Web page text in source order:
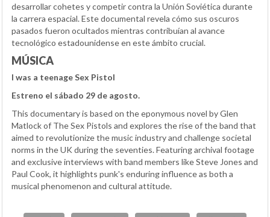
desarrollar cohetes y competir contra la Unión Soviética durante
la carrera espacial. Este documental revela cómo sus oscuros
pasados fueron ocultados mientras contribuían al avance
tecnológico estadounidense en este ámbito crucial.
MÚSICA
I was a teenage Sex Pistol
Estreno el sábado 29 de agosto.
This documentary is based on the eponymous novel by Glen
Matlock of The Sex Pistols and explores the rise of the band that
aimed to revolutionize the music industry and challenge societal
norms in the UK during the seventies. Featuring archival footage
and exclusive interviews with band members like Steve Jones and
Paul Cook, it highlights punk's enduring influence as both a
musical phenomenon and cultural attitude.